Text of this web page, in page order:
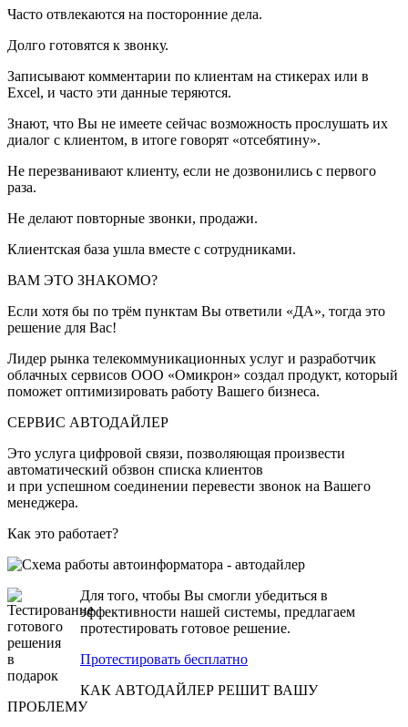
Часто отвлекаются на посторонние дела.
Долго готовятся к звонку.
Записывают комментарии по клиентам на стикерах или в
Excel, и часто эти данные теряются.
Знают, что Вы не имеете сейчас возможность прослушать их
диалог с клиентом, в итоге говорят «отсебятину».
Не перезванивают клиенту, если не дозвонились с первого
раза.
Не делают повторные звонки, продажи.
Клиентская база ушла вместе с сотрудниками.
ВАМ ЭТО ЗНАКОМО?
Если хотя бы по трём пунктам Вы ответили «ДА», тогда это
решение для Вас!
Лидер рынка телекоммуникационных услуг и разработчик
облачных сервисов ООО «Омикрон» создал продукт, который
поможет оптимизировать работу Вашего бизнеса.
СЕРВИС АВТОДАЙЛЕР
Это услуга цифровой связи, позволяющая произвести
автоматический обзвон списка клиентов
и при успешном соединении перевести звонок на Вашего
менеджера.
Как это работает?
Для того, чтобы Вы смогли убедиться в
эффективности нашей системы, предлагаем
протестировать готовое решение.
Протестировать бесплатно
КАК АВТОДАЙЛЕР РЕШИТ ВАШУ
ПРОБЛЕМУ